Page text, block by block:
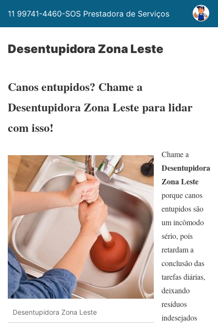
11 99741-4460-SOS Prestadora de Serviços
Desentupidora Zona Leste
Canos entupidos? Chame a
Desentupidora Zona Leste para lidar
com isso!
Desentupidora Zona Leste
Chame a
Desentupidora
Zona Leste
porque canos
entupidos são
um incômodo
sério, pois
retardam a
conclusão das
tarefas diárias,
deixando
resíduos
indesejados